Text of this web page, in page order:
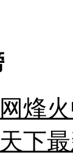
烽
下